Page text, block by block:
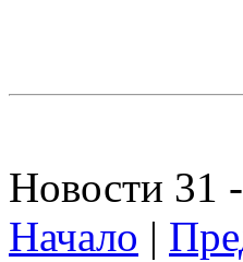
Новости 31
Начало |